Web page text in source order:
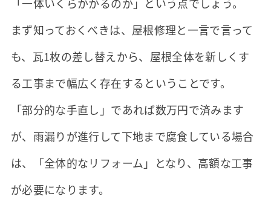
まず知っておくべきは、屋根修理と一言で言って
も、瓦1枚の差し替えから、屋根全体を新しくす
る工事まで幅広く存在するということです。
「部分的な手直し」であれば数万円で済みます
が、雨漏りが進行して下地まで腐食している場合
は、「全体的なリフォーム」となり、高額な工事
が必要になります。